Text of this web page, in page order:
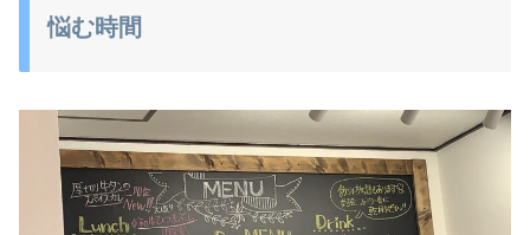
悩む時間